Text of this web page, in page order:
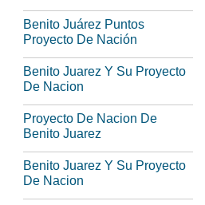
Benito Juárez Puntos
Proyecto De Nación
Benito Juarez Y Su Proyecto
De Nacion
Proyecto De Nacion De
Benito Juarez
Benito Juarez Y Su Proyecto
De Nacion